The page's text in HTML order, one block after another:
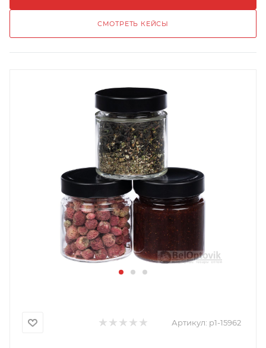
СМОТРЕТЬ КЕЙСЫ
Артикул: p1-15962